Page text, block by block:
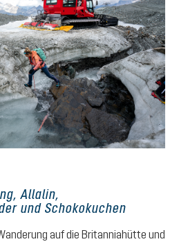
Allalin,
und Schokokuchen
auf die Britanniahütte und